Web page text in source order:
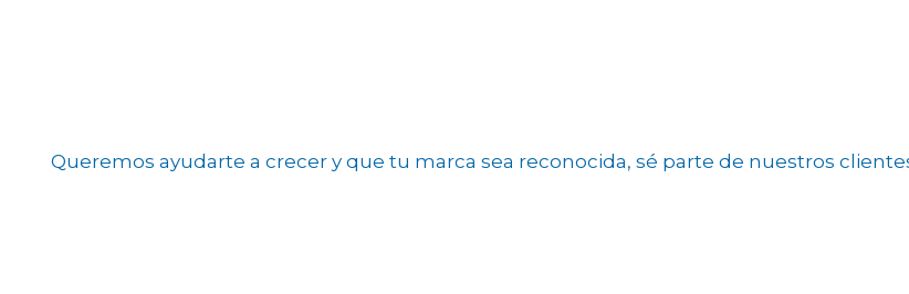
Queremos ayudarte a crecer y que tu marca sea reconocida, sé parte de nuestros